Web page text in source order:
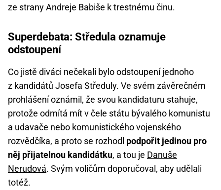
ze strany Andreje Babiše k trestnému činu.
Superdebata: Středula oznamuje
odstoupení
Co jistě diváci nečekali bylo odstoupení jednoho
z kandidátů Josefa Středuly. Ve svém závěrečném
prohlášení oznámil, že svou kandidaturu stahuje,
protože odmítá mít v čele státu bývalého komunistu
a udavače nebo komunistického vojenského
rozvědčíka, a proto se rozhodl podpořit jedinou pro
něj přijatelnou kandidátku, a tou je Danuše
Nerudová. Svým voličům doporučoval, aby udělali
totéž.